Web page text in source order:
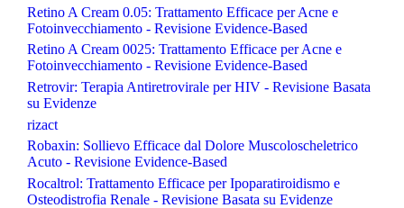
Retino A Cream 0.05: Trattamento Efficace per Acne e
Fotoinvecchiamento - Revisione Evidence-Based
Retino A Cream 0025: Trattamento Efficace per Acne e
Fotoinvecchiamento - Revisione Evidence-Based
Retrovir: Terapia Antiretrovirale per HIV - Revisione Basata
su Evidenze
rizact
Robaxin: Sollievo Efficace dal Dolore Muscoloscheletrico
Acuto - Revisione Evidence-Based
Rocaltrol: Trattamento Efficace per Ipoparatiroidismo e
Osteodistrofia Renale - Revisione Basata su Evidenze